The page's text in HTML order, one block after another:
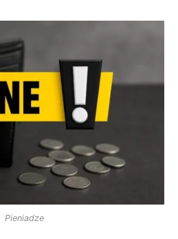
Pieniadze